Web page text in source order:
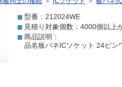
型番：212024WE
見積り対象個数：4000個以上
商品説明：
品名板バネICソケット 24ピ